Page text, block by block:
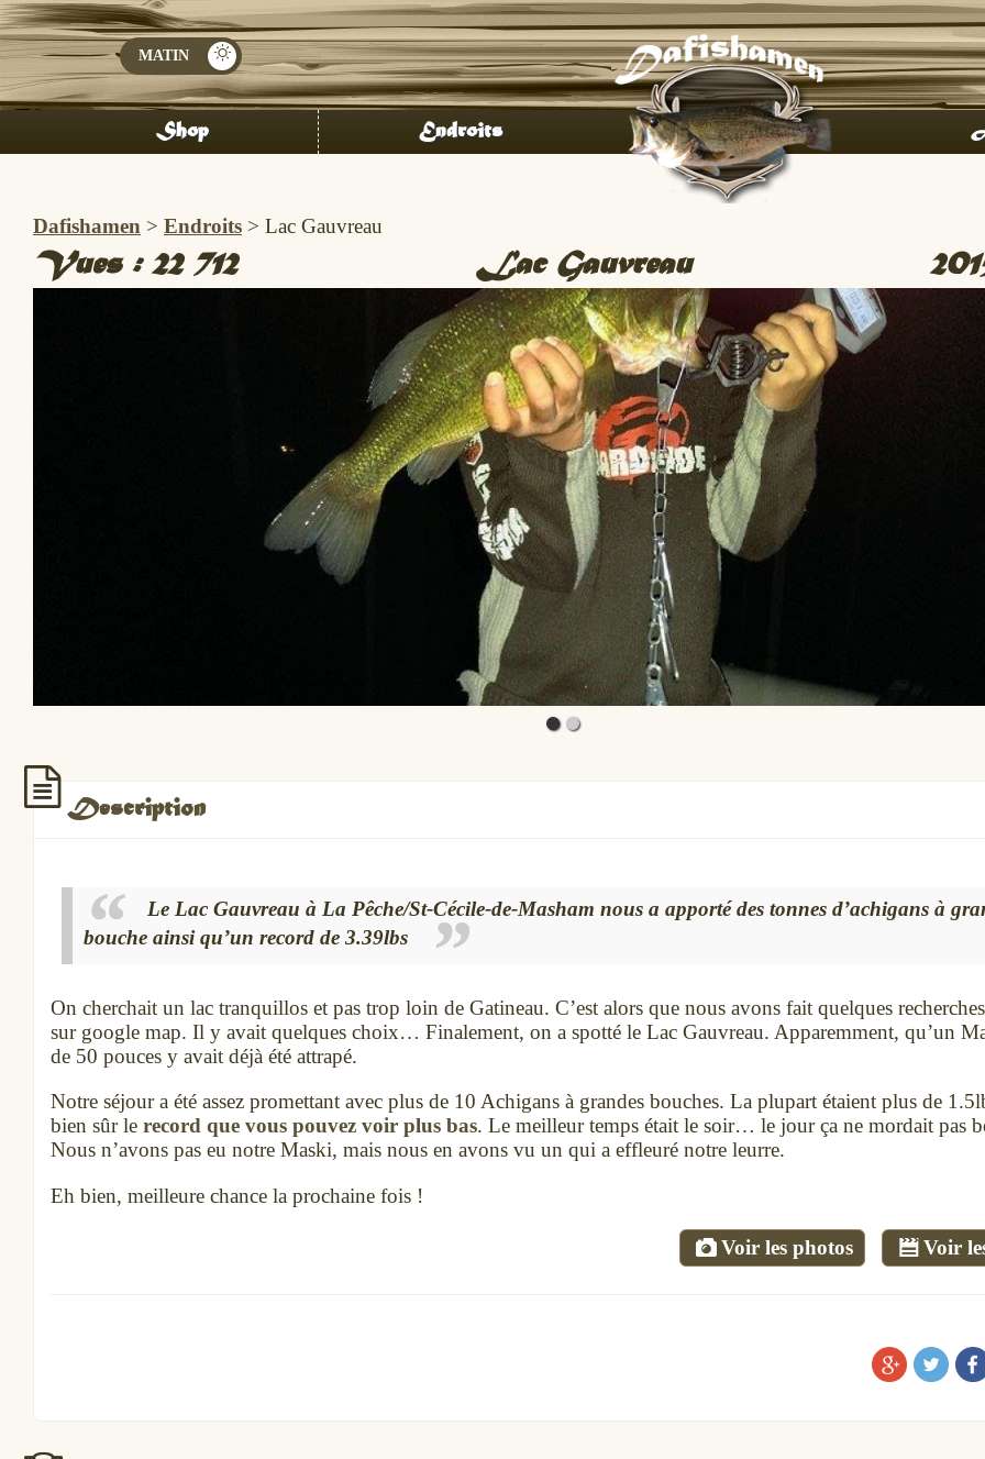
Shop Endroits
Dafishamen > Endroits > Lac Gauvreau
Vues :22 712 Lac Gauvreau
Description
Le Lac Gauvreau à La Pêche/St-Cécile-de-Masham nous a apporté des tonnes d’achigans à
bouche ainsi qu’un record de 3.39lbs
On cherchait un lac tranquillos et pas trop loin de Gatineau. C’est alors que nous avons fait quelques
sur google map. Il y avait quelques choix… Finalement, on a spotté le Lac Gauvreau. Apparemment, qu’un
de 50 pouces y avait déjà été attrapé.
Notre séjour a été assez promettant avec plus de 10 Achigans à grandes bouches. La plupart étaient plus de
bien sûr le record que vous pouvez voir plus bas. Le meilleur temps était le soir… le jour ça ne mordait pas
Nous n’avons pas eu notre Maski, mais nous en avons vu un qui a effleuré notre leurre.
Eh bien, meilleure chance la prochaine fois !
Voir les photos Voir